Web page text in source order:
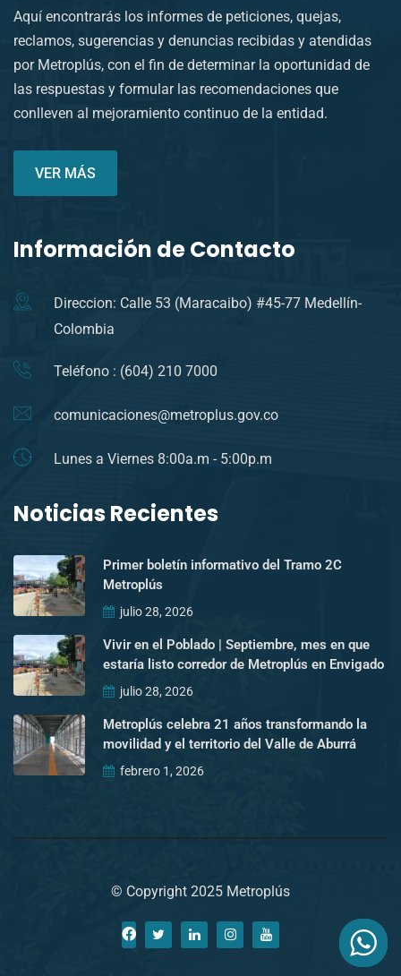
Aquí encontrarás los informes de peticiones, quejas,
reclamos, sugerencias y denuncias recibidas y atendidas
por Metroplús, con el fin de determinar la oportunidad de
las respuestas y formular las recomendaciones que
conlleven al mejoramiento continuo de la entidad.
VER MÁS
Información de Contacto
Direccion: Calle 53 (Maracaibo) #45-77 Medellín-
Colombia
Teléfono : (604) 210 7000
comunicaciones@metroplus.gov.co
Lunes a Viernes 8:00a.m - 5:00p.m
Noticias Recientes
Primer boletín informativo del Tramo 2C
Metroplús
julio 28, 2026
Vivir en el Poblado | Septiembre, mes en que
estaría listo corredor de Metroplús en Envigado
julio 28, 2026
Metroplús celebra 21 años transformando la
movilidad y el territorio del Valle de Aburrá
febrero 1, 2026
© Copyright 2025 Metroplús